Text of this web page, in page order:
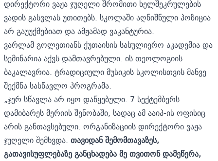
დირექტორი ვაჟა ჯუღელი შრომითი ხელშეკრულების
ვადის გასვლას უთითებს. სკოლაში აღნიშნული პოზიცია
არ გაუუქმებიათ და ამჟამად ვაკანტურია.
ვარლამ გოლეთიანს ქუთაისის სასულიერო აკადემია და
სემინარია აქვს დამთავრებული. ის თეოლოგიის
ბაკალავრია. ტრადიციული მუსიკის სკოლისთვის მანვე
შექმნა სასწავლო პროგრამა.
„ჯერ სწავლა არ იყო დაწყებული. 7 სექტემბერს
დამიბარეს მერიის შენობაში, სადაც ამ ააიპ-ის ოფისიც
არის განთავსებული. ორგანიზაციის დირექტორი ვაჟა
ჯუღელი შემხვდა. თავიდან შემომთავაზეს,
გათავისუფლებაზე განცხადება მე თვითონ დამეწერა,